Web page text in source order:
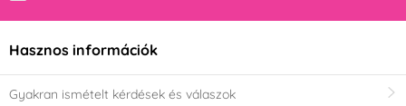
Hasznos információk
Gyakran ismételt kérdések és válaszok